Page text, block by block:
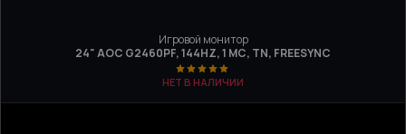
Игровой монитор
24" AOC G2460PF, 144HZ, 1 МС, TN, FREESYNC
НЕТ В НАЛИЧИИ